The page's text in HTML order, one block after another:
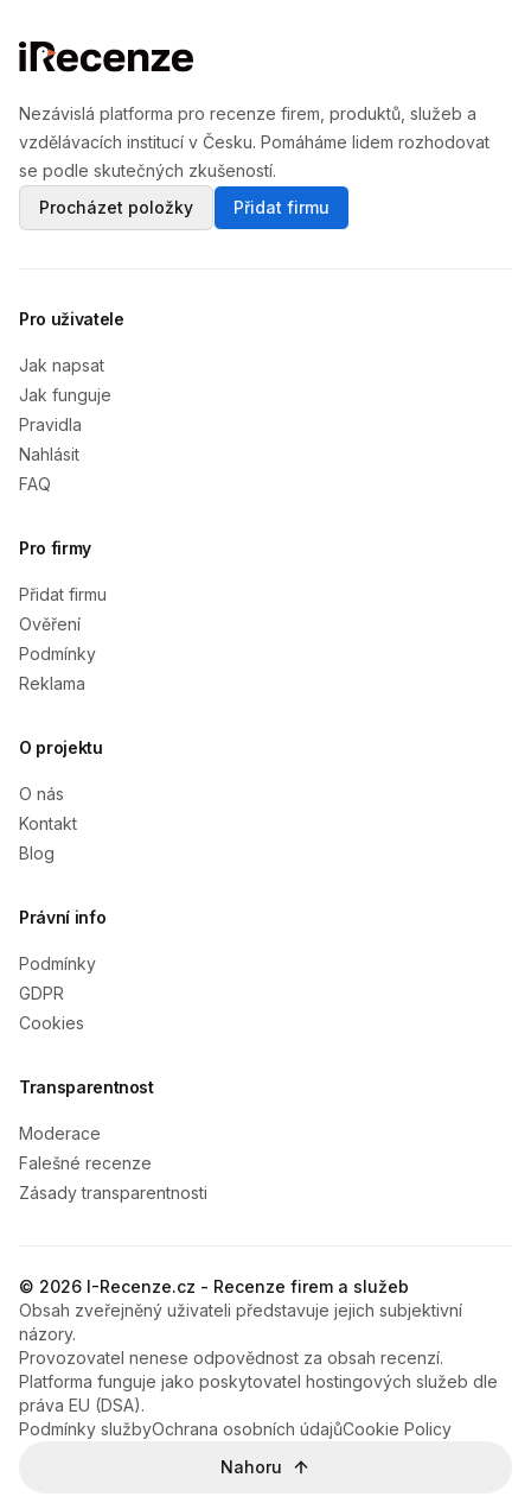
Nezávislá platforma pro recenze firem, produktů, služeb a
vzdělávacích institucí v Česku. Pomáháme lidem rozhodovat
se podle skutečných zkušeností.
Procházet položky
Přidat firmu
Pro uživatele
Jak napsat
Jak funguje
Pravidla
Nahlásit
FAQ
Pro firmy
Přidat firmu
Ověření
Podmínky
Reklama
O projektu
O nás
Kontakt
Blog
Právní info
Podmínky
GDPR
Cookies
Transparentnost
Moderace
Falešné recenze
Zásady transparentnosti
© 2026 I-Recenze.cz - Recenze firem a služeb
Obsah zveřejněný uživateli představuje jejich subjektivní
názory.
Provozovatel nenese odpovědnost za obsah recenzí.
Platforma funguje jako poskytovatel hostingových služeb dle
práva EU (DSA).
Podmínky službyOchrana osobních údajůCookie Policy
Nahoru